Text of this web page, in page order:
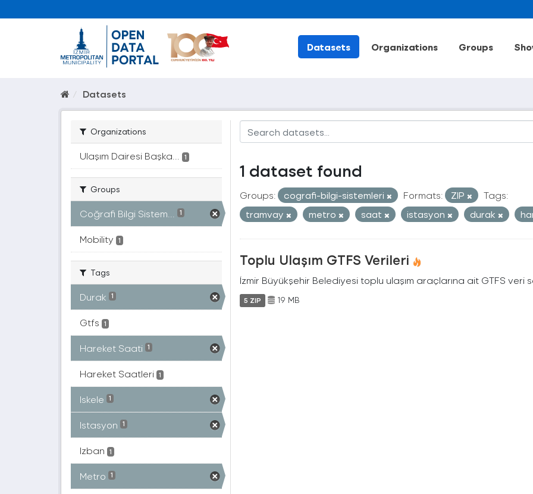
Datasets Organizations Groups
Datasets
Organizations
Ulaşım Dairesi Başka... 1
Groups
Coğrafi Bilgi Sistem... 1
Mobility 1
Tags
Durak 1
Gtfs 1
Hareket Saati 1
Hareket Saatleri 1
Iskele 1
Istasyon 1
Izban 1
Metro 1
1 dataset found
Groups: cografi-bilgi-sistemleri Formats: ZIP
Tags:
tramvay
metro saat istasyon durak
Toplu Ulaşım GTFS Verileri
İzmir Büyükşehir Belediyesi toplu ulaşım araçlarına ait GTFS veri
5 ZIP 19 MB